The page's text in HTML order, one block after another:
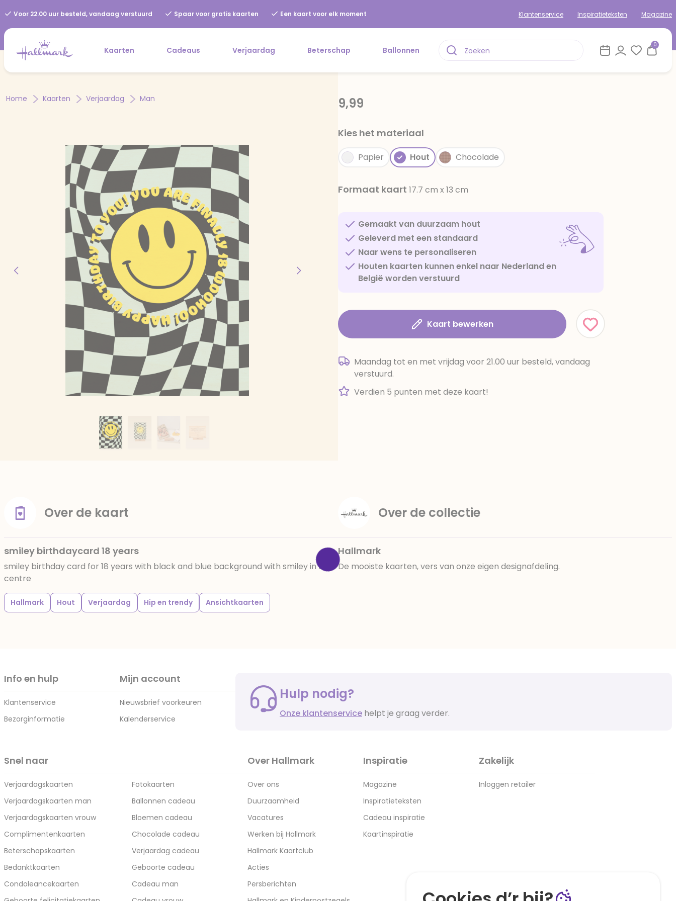
Voor 22.00 uur besteld, vandaag verstuurd Spaar voor gratis kaarten Een kaart voor elk moment Klantenservice Inspiratieteksten Magazine
Kaarten Cadeaus Verjaardag Beterschap Ballonnen
0
Home Kaarten Verjaardag Man 9,99
Kies het materiaal
Papier Hout Chocolade
Formaat kaart 17.7 cm x 13 cm
Gemaakt van duurzaam hout
Geleverd met een standaard
Naar wens te personaliseren
Houten kaarten kunnen enkel naar Nederland en
België worden verstuurd
Kaart bewerken
Maandag tot en met vrijdag voor 21.00 uur besteld, vandaag
verstuurd.
Verdien 5 punten met deze kaart!
Over de kaart
smiley birthdaycard 18 years
smiley birthday card for 18 years with black and blue background with smiley in the
centre
Hallmark Hout Verjaardag Hip en trendy Ansichtkaarten
Over de collectie
Hallmark
De mooiste kaarten, vers van onze eigen designafdeling.
Info en hulp
Klantenservice
Bezorginformatie
Mijn account
Nieuwsbrief voorkeuren
Kalenderservice
Hulp nodig?
Onze klantenservice helpt je graag verder.
Snel naar
Verjaardagskaarten
Verjaardagskaarten man
Verjaardagskaarten vrouw
Complimentenkaarten
Beterschapskaarten
Bedanktkaarten
Condoleancekaarten
Fotokaarten
Ballonnen cadeau
Bloemen cadeau
Chocolade cadeau
Verjaardag cadeau
Geboorte cadeau
Cadeau man
Over Hallmark
Over ons
Duurzaamheid
Vacatures
Werken bij Hallmark
Hallmark Kaartclub
Acties
Persberichten
Inspiratie
Magazine
Inspiratieteksten
Cadeau inspiratie
Kaartinspiratie
Zakelijk
Inloggen retailer